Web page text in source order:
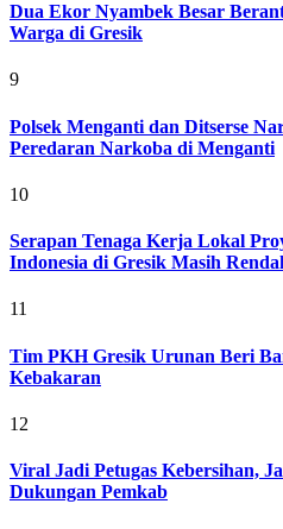
Dua Ekor Nyambek Besar
Warga di Gresik
9
Polsek Menganti dan Ditserse
Peredaran Narkoba di Menganti
10
Serapan Tenaga Kerja Lokal
Indonesia di Gresik Masih
11
Tim PKH Gresik Urunan Beri
Kebakaran
12
Viral Jadi Petugas Kebersihan,
Dukungan Pemkab